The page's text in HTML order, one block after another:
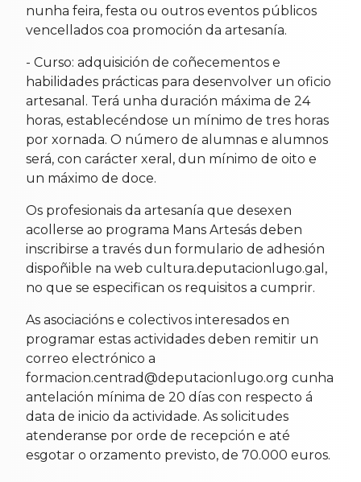
nunha feira, festa ou outros eventos públicos
vencellados coa promoción da artesanía.
- Curso: adquisición de coñecementos e
habilidades prácticas para desenvolver un oficio
artesanal. Terá unha duración máxima de 24
horas, establecéndose un mínimo de tres horas
por xornada. O número de alumnas e alumnos
será, con carácter xeral, dun mínimo de oito e
un máximo de doce.
Os profesionais da artesanía que desexen
acollerse ao programa Mans Artesás deben
inscribirse a través dun formulario de adhesión
dispoñible na web cultura.deputacionlugo.gal,
no que se especifican os requisitos a cumprir.
As asociacións e colectivos interesados en
programar estas actividades deben remitir un
correo electrónico a
formacion.centrad@deputacionlugo.org cunha
antelación mínima de 20 días con respecto á
data de inicio da actividade. As solicitudes
atenderanse por orde de recepción e até
esgotar o orzamento previsto, de 70.000 euros.